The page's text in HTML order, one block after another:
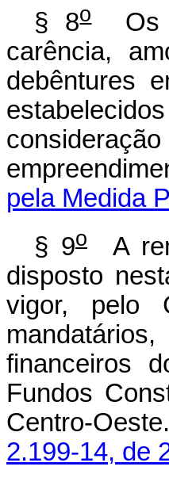
§ 8oOs
carência,
debêntures
pela Medida
§ 9o
A
disposto
vigor, pelo
financeiros
Fundos
2.199-14, de